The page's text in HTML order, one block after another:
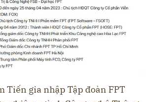
Tiến gia nhập Tập đoàn FPT